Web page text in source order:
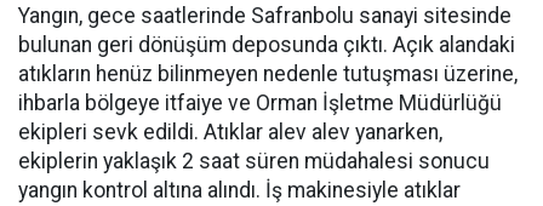
Yangın, gece saatlerinde Safranbolu sanayi sitesinde
bulunan geri dönüşüm deposunda çıktı. Açık alandaki
atıkların henüz bilinmeyen nedenle tutuşması üzerine,
ihbarla bölgeye itfaiye ve Orman İşletme Müdürlüğü
ekipleri sevk edildi. Atıklar alev alev yanarken,
ekiplerin yaklaşık 2 saat süren müdahalesi sonucu
yangın kontrol altına alındı. İş makinesiyle atıklar